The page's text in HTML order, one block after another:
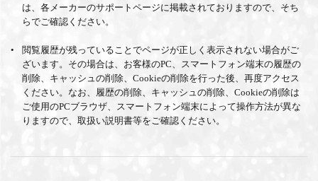
ARCHIVES
MEMBERS CLUB ID-S
ID-S INFO
は、各メーカーのサポートページに掲載されておりますので、そち
らでご確認ください。
閲覧履歴が残っていることでページが正しく表示されない場合がご
ざいます。その場合は、お客様のPC、スマートフォン端末の履歴の
削除、キャッシュの削除、Cookieの削除を行った後、再度アクセス
ください。なお、履歴の削除、キャッシュの削除、Cookieの削除は
ご使用のPCブラウザ、スマートフォン端末によって操作方法が異な
りますので、取扱い説明書等をご確認ください。